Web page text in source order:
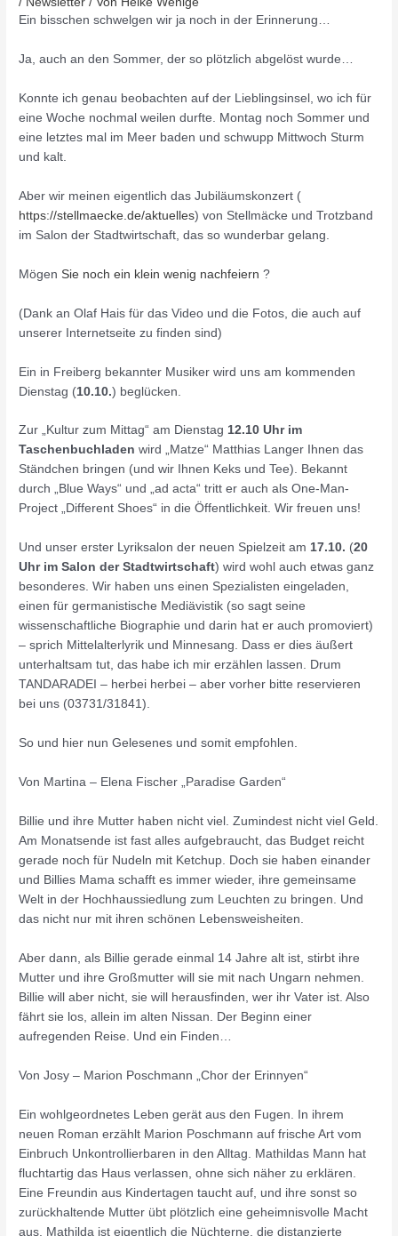
Ein bisschen schwelgen wir ja noch in der Erinnerung…
Ja, auch an den Sommer, der so plötzlich abgelöst wurde…
Konnte ich genau beobachten auf der Lieblingsinsel, wo ich für
eine Woche nochmal weilen durfte. Montag noch Sommer und
eine letztes mal im Meer baden und schwupp Mittwoch Sturm
und kalt.
Aber wir meinen eigentlich das Jubiläumskonzert (
https://stellmaecke.de/aktuelles) von Stellmäcke und Trotzband
im Salon der Stadtwirtschaft, das so wunderbar gelang.
Mögen Sie noch ein klein wenig nachfeiern ?
(Dank an Olaf Hais für das Video und die Fotos, die auch auf
unserer Internetseite zu finden sind)
Ein in Freiberg bekannter Musiker wird uns am kommenden
Dienstag (10.10.) beglücken.
Zur „Kultur zum Mittag“ am Dienstag 12.10 Uhr im
Taschenbuchladenwird „Matze“ Matthias Langer Ihnen das
Ständchen bringen (und wir Ihnen Keks und Tee). Bekannt
durch „Blue Ways“ und „ad acta“ tritt er auch als One-Man-
Project „Different Shoes“ in die Öffentlichkeit. Wir freuen uns!
Und unser erster Lyriksalon der neuen Spielzeit am 17.10. (20
Uhr im Salon der Stadtwirtschaft) wird wohl auch etwas ganz
besonderes. Wir haben uns einen Spezialisten eingeladen,
einen für germanistische Mediävistik (so sagt seine
wissenschaftliche Biographie und darin hat er auch promoviert)
– sprich Mittelalterlyrik und Minnesang. Dass er dies äußert
unterhaltsam tut, das habe ich mir erzählen lassen. Drum
TANDARADEI – herbei herbei – aber vorher bitte reservieren
bei uns (03731/31841).
So und hier nun Gelesenes und somit empfohlen.
Von Martina – Elena Fischer „Paradise Garden“
Billie und ihre Mutter haben nicht viel. Zumindest nicht viel Geld.
Am Monatsende ist fast alles aufgebraucht, das Budget reicht
gerade noch für Nudeln mit Ketchup. Doch sie haben einander
und Billies Mama schafft es immer wieder, ihre gemeinsame
Welt in der Hochhaussiedlung zum Leuchten zu bringen. Und
das nicht nur mit ihren schönen Lebensweisheiten.
Aber dann, als Billie gerade einmal 14 Jahre alt ist, stirbt ihre
Mutter und ihre Großmutter will sie mit nach Ungarn nehmen.
Billie will aber nicht, sie will herausfinden, wer ihr Vater ist. Also
fährt sie los, allein im alten Nissan. Der Beginn einer
aufregenden Reise. Und ein Finden…
Von Josy – Marion Poschmann „Chor der Erinnyen“
Ein wohlgeordnetes Leben gerät aus den Fugen. In ihrem
neuen Roman erzählt Marion Poschmann auf frische Art vom
Einbruch Unkontrollierbaren in den Alltag. Mathildas Mann hat
fluchtartig das Haus verlassen, ohne sich näher zu erklären.
Eine Freundin aus Kindertagen taucht auf, und ihre sonst so
zurückhaltende Mutter übt plötzlich eine geheimnisvolle Macht
aus. Mathilda ist eigentlich die Nüchterne, die distanzierte